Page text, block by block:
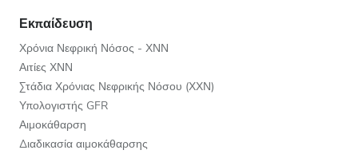
Εκπαίδευση
Χρόνια Νεφρική Νόσος - ΧΝΝ
Αιτίες ΧΝΝ
Στάδια Χρόνιας Νεφρικής Νόσου (ΧΧΝ)
Υπολογιστής GFR
Αιμοκάθαρση
Διαδικασία αιμοκάθαρσης